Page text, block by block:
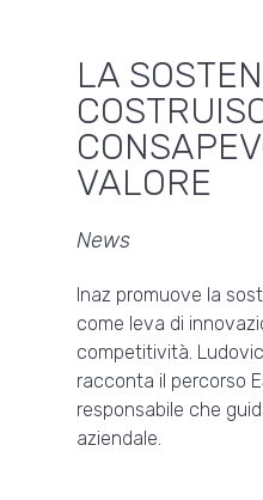
LA
VALORE
News
Inaz promuove la
come leva di
competitività.
racconta il percorso
responsabile che
aziendale.